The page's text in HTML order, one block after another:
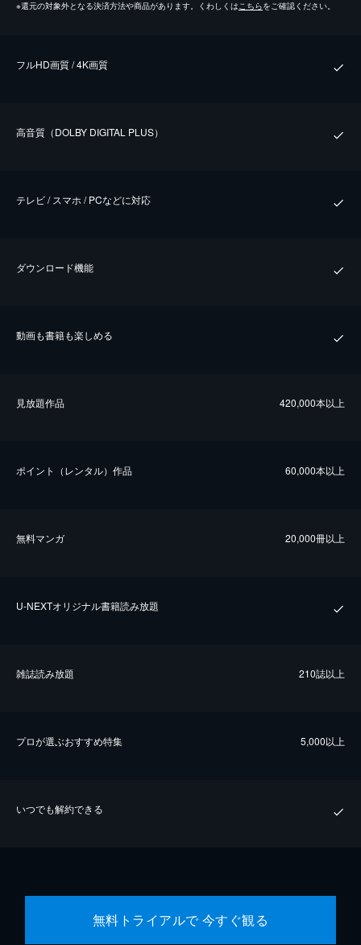
※還元の対象外となる決済方法や商品があります。くわしくはこちらをご確認ください。
フルHD画質 / 4K画質
⾼⾳質（DOLBY DIGITAL PLUS）
テレビ / スマホ / PCなどに対応
ダウンロード機能
動画も書籍も楽しめる
⾒放題作品 420,000本以上
ポイント（レンタル）作品 60,000本以上
無料マンガ 20,000冊以上
U-NEXTオリジナル書籍読み放題
雑誌読み放題 210誌以上
プロが選ぶおすすめ特集 5,000以上
いつでも解約できる
無料トライアルで 今すぐ観る